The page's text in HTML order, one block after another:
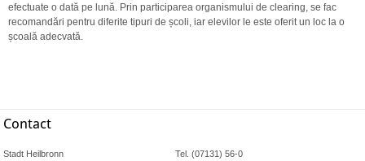
efectuate o dată pe lună. Prin participarea organismului de clearing, se fac
recomandări pentru diferite tipuri de școli, iar elevilor le este oferit un loc la o
școală adecvată.
Contact
Stadt Heilbronn
Tel. (07131) 56-0